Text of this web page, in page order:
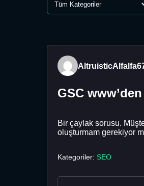
GSC
Bir çaylak sorusu.
oluşturmam gerekiyor
Kategoriler: SEO